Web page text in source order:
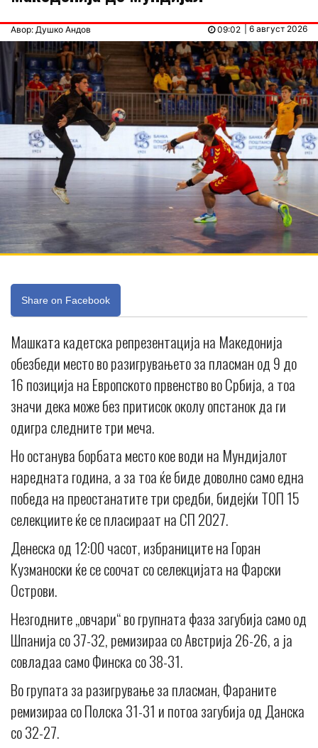
Авор: Душко Андов | 6 август 2026
09:02
Share on Facebook
Машката кадетска репрезентација на Македонија
обезбеди место во разигрувањето за пласман од 9 до
16 позиција на Европското првенство во Србија, а тоа
значи дека може без притисок околу опстанок да ги
одигра следните три меча.
Но останува борбата место кое води на Мундијалот
наредната година, а за тоа ќе биде доволно само една
победа на преостанатите три средби, бидејќи ТОП 15
селекциите ќе се пласираат на СП 2027.
Денеска од 12:00 часот, избраниците на Горан
Кузманоски ќе се соочат со селекцијата на Фарски
Острови.
Незгодните „овчари“ во групната фаза загубија само од
Шпанија со 37-32, ремизираа со Австрија 26-26, а ја
совладаа само Финска со 38-31.
Во групата за разигрување за пласман, Фараните
ремизираа со Полска 31-31 и потоа загубија од Данска
со 32-27.